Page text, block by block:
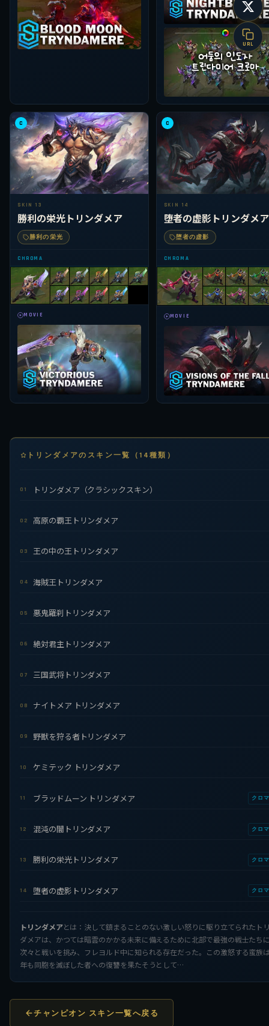
URL
C
SKIN 13
勝利の栄光トリンダメア
勝利の栄光
CHROMA
MOVIE
C
SKIN 14
堕者の虚影トリンダメア
堕者の虚影
CHROMA
MOVIE
トリンダメアのスキン一覧（14種類）
01 トリンダメア（クラシックスキン）
02 高原の覇王トリンダメア
03 王の中の王トリンダメア
04 海賊王トリンダメア
05 悪鬼羅刹トリンダメア
06 絶対君主トリンダメア
07 三国武将トリンダメア
08 ナイトメア トリンダメア
09 野獣を狩る者トリンダメア
10 ケミテック トリンダメア
11 ブラッドムーン トリンダメア クロ
12 混沌の闇トリンダメア クロ
13 勝利の栄光トリンダメア クロ
14 堕者の虚影トリンダメア クロ
トリンダメアとは：決して鎮まることのない激しい怒りに駆り立てられたト
ダメアは、かつては暗雲のかかる未来に備えるために北部で最強の戦士たち
次々と戦いを挑み、フレヨルド中に知られる存在だった。この激怒する蛮族
年も同胞を滅ぼした者への復讐を果たそうとして…
チャンピオン スキン一覧へ戻る